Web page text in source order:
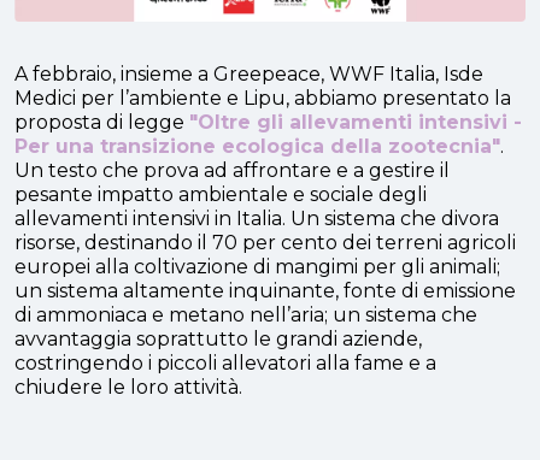
A febbraio, insieme a Greepeace, WWF Italia, Isde
Medici per l’ambiente e Lipu, abbiamo presentato la
proposta di legge "Oltre gli allevamenti intensivi -
Per una transizione ecologica della zootecnia".
Un testo che prova ad affrontare e a gestire il
pesante impatto ambientale e sociale degli
allevamenti intensivi in Italia. Un sistema che divora
risorse, destinando il 70 per cento dei terreni agricoli
europei alla coltivazione di mangimi per gli animali;
un sistema altamente inquinante, fonte di emissione
di ammoniaca e metano nell’aria; un sistema che
avvantaggia soprattutto le grandi aziende,
costringendo i piccoli allevatori alla fame e a
chiudere le loro attività.